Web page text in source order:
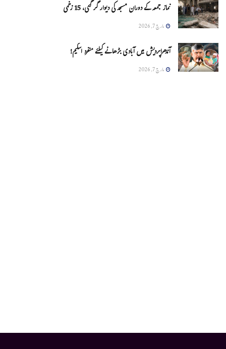
نماز جمعہ کے دوران مسجد کی دیوار گر گئی، 15 زخمی
مارچ 7, 2026
آندھراپردیش میں آبادی بڑھانے کیلئے منفرد اسکیم!
مارچ 7, 2026